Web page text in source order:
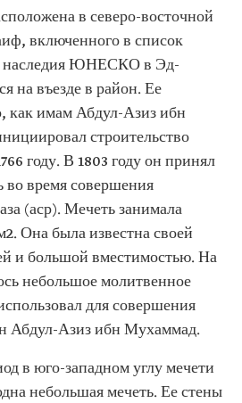
в северо-восточной
включенного в список
наследия ЮНЕСКО в Эд-
на въезде в район. Ее
как имам Абдул-Азиз ибн
строительство
году. В 1803 году он принял
во время совершения
(аср). Мечеть занимала
Она была известна своей
и большой вместимостью. На
небольшое молитвенное
для совершения
Абдул-Азиз ибн Мухаммад.
в юго-западном углу мечети
небольшая мечеть. Ее стены